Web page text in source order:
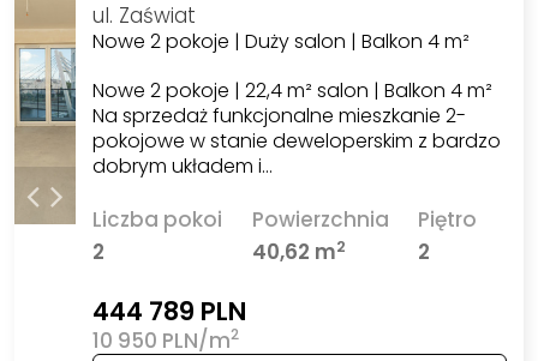
ul. Zaświat
Nowe 2 pokoje | Duży salon | Balkon 4 m²
Nowe 2 pokoje | 22,4 m² salon | Balkon 4 m²
Na sprzedaż funkcjonalne mieszkanie 2-
pokojowe w stanie deweloperskim z bardzo
dobrym układem i…
Liczba pokoi
2
Powierzchnia
40,62 m2
Piętro
2
444 789 PLN
10 950 PLN/m2